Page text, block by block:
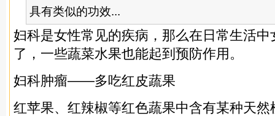
具有类似的功效...
妇科是女性常见的疾病，那么在日常生活
了，一些蔬菜水果也能起到预防作用。
妇科肿瘤——多吃红皮蔬果
红苹果、红辣椒等红色蔬果中含有某种天